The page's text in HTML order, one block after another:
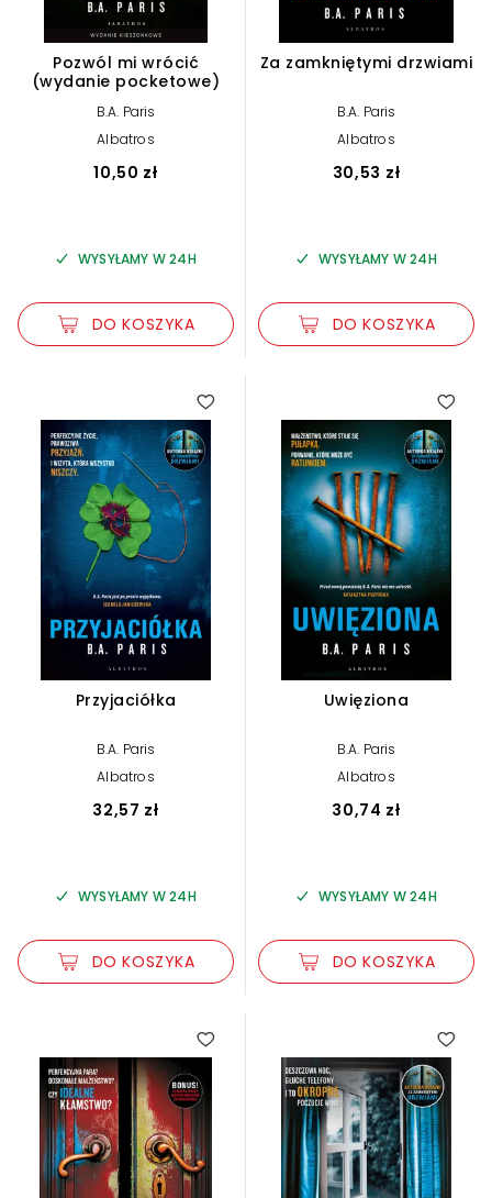
Pozwól mi wrócić
(wydanie pocketowe)
B.A. Paris
Albatros
10,50 zł
WYSYŁAMY W 24H
DO KOSZYKA
Za zamkniętymi drzwiami
B.A. Paris
Albatros
30,53 zł
WYSYŁAMY W 24H
DO KOSZYKA
4.80
Przyjaciółka
B.A. Paris
Albatros
32,57 zł
WYSYŁAMY W 24H
DO KOSZYKA
4.25
Uwięziona
B.A. Paris
Albatros
30,74 zł
WYSYŁAMY W 24H
DO KOSZYKA
5.00 4.00